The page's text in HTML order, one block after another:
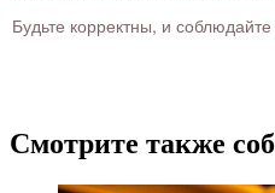
Будьте корректны, и
Смотрите также